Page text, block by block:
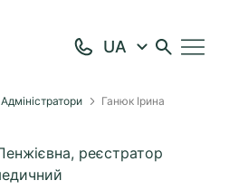
Адміністратори Ганюк Ірина